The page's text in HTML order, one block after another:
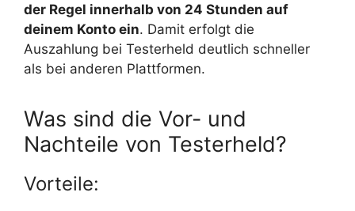
der Regel innerhalb von 24 Stunden auf
deinem Konto ein. Damit erfolgt die
Auszahlung bei Testerheld deutlich schneller
als bei anderen Plattformen.
Was sind die Vor- und
Nachteile von Testerheld?
Vorteile: